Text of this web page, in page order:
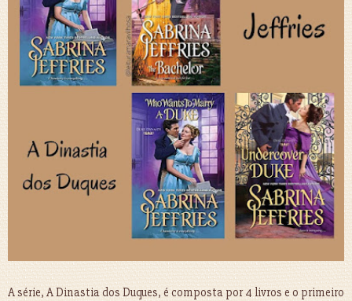
A série, A Dinastia dos Duques, é composta por 4 livros e o primeiro